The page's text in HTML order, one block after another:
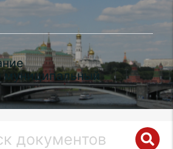
муниципальный
округ Косино-